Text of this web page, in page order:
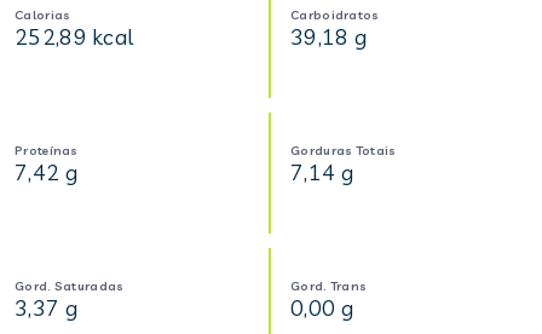
Calorias
252,89 kcal
Carboidratos
39,18 g
Proteínas
7,42 g
Gorduras Totais
7,14 g
Gord. Saturadas
3,37 g
Gord. Trans
0,00 g